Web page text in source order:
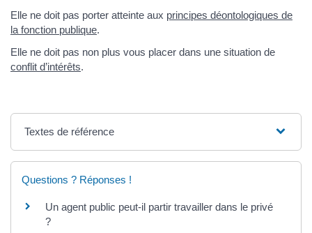
Elle ne doit pas porter atteinte aux principes déontologiques de
la fonction publique.
Elle ne doit pas non plus vous placer dans une situation de
conflit d’intérêts.
Textes de référence
Questions ? Réponses !
Un agent public peut-il partir travailler dans le privé
?